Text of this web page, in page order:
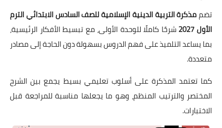
تضممذكرة التربية الدينية الإسلامية للصف السادس الابتدائي الترم
الأول 2027
شرحًا كاملًا للوحدة الأولى، مع تبسيط الأفكار الرئيسية،
بما يساعد التلميذ على فهم الدروس بسهولة دون الحاجة إلى مصادر
متعددة.
كما تعتمد المذكرة على أسلوب تعليمي بسيط يجمع بين الشرح
المختصر والترتيب المنظم، وهو ما يجعلها مناسبة للمراجعة قبل
الاختبارات.